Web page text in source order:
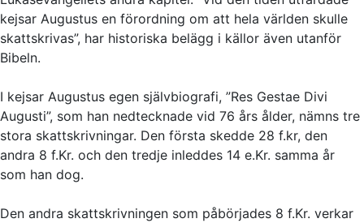
kejsar Augustus en förordning om att hela världen skulle
skattskrivas”, har historiska belägg i källor även utanför
Bibeln.
I kejsar Augustus egen självbiografi, ”Res Gestae Divi
Augusti”, som han nedtecknade vid 76 års ålder, nämns tre
stora skattskrivningar. Den första skedde 28 f.kr, den
andra 8 f.Kr. och den tredje inleddes 14 e.Kr. samma år
som han dog.
Den andra skattskrivningen som påbörjades 8 f.Kr. verkar